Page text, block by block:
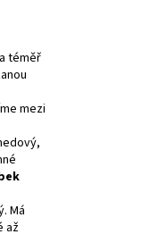
téměř
mezi
Má
až